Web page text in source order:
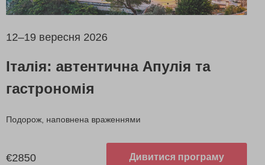
12–19 вересня 2026
Італія: автентична Апулія та
гастрономія
Подорож, наповнена враженнями
€2850 Дивитися програму